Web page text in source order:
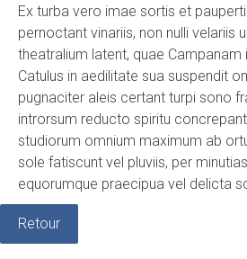
Ex turba vero imae sortis et
pernoctant vinariis, non nulli velariis
theatralium latent, quae
Catulus in aedilitate sua suspendit
pugnaciter aleis certant turpi sono
introrsum reducto spiritu
studiorum omnium maximum ab
sole fatiscunt vel pluviis, per
equorumque praecipua vel delicta
Retour